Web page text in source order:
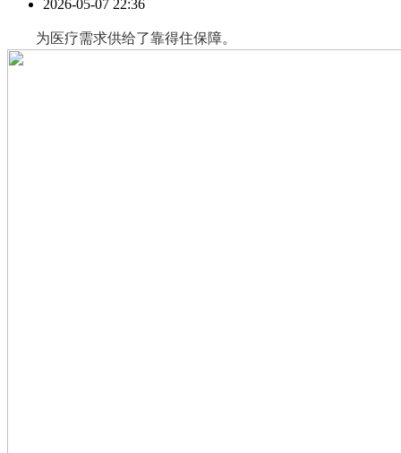
2026-05-07 22:36
为医疗需求供给了靠得住保障。